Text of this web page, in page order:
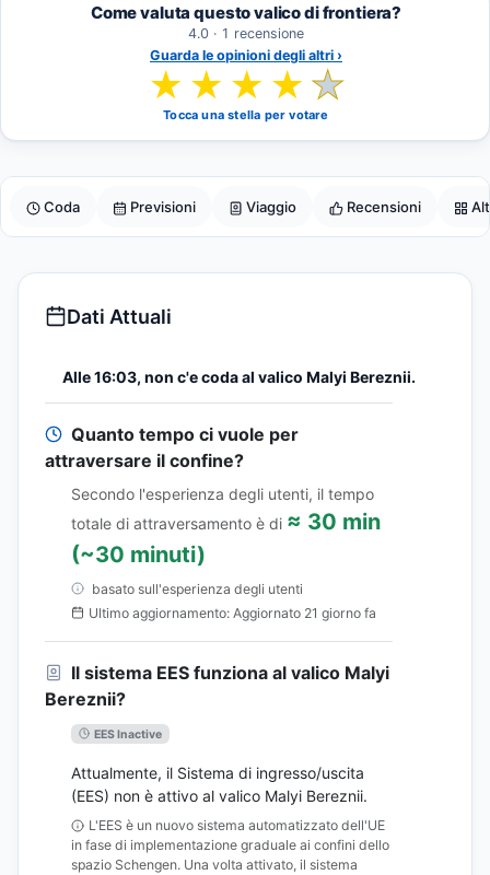
Coda Previsioni Viaggio Recensioni
Come valuta questo valico di frontiera?
4.0 · 1 recensione
Guarda le opinioni degli altri ›
★ ★ ★ ★ ★
Tocca una stella per votare
Dati Attuali
Alle 16:03, non c'e coda al valico Malyi Bereznii.
Quanto tempo ci vuole per
attraversare il confine?
Secondo l'esperienza degli utenti, il tempo
totale di attraversamento è di ≈ 30 min
(~30 minuti)
basato sull'esperienza degli utenti
Ultimo aggiornamento: Aggiornato 21 giorno fa
Il sistema EES funziona al valico Malyi
Bereznii?
EES Inactive
Attualmente, il Sistema di ingresso/uscita
(EES) non è attivo al valico Malyi Bereznii.
L'EES è un nuovo sistema automatizzato dell'UE
in fase di implementazione graduale ai confini dello
spazio Schengen. Una volta attivato, il sistema